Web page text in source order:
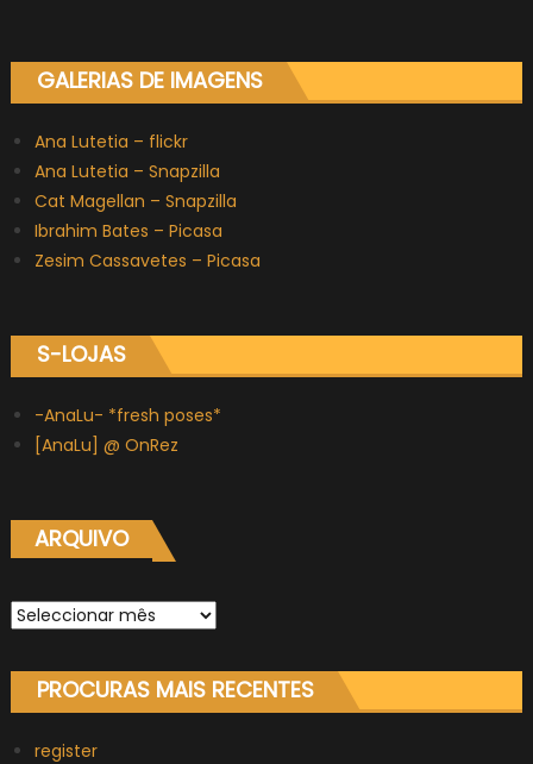
GALERIAS DE IMAGENS
Ana Lutetia – flickr
Ana Lutetia – Snapzilla
Cat Magellan – Snapzilla
Ibrahim Bates – Picasa
Zesim Cassavetes – Picasa
S-LOJAS
-AnaLu- *fresh poses*
[AnaLu] @ OnRez
ARQUIVO
Arquivo
PROCURAS MAIS RECENTES
register